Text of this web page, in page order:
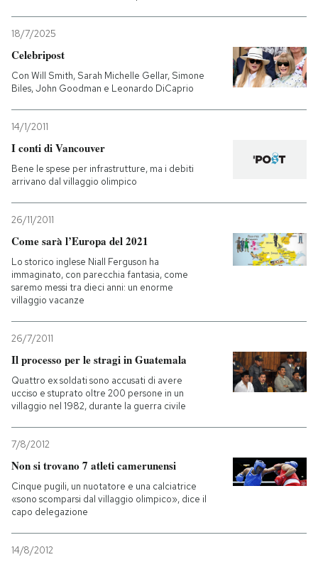
18/7/2025
Celebripost
Con Will Smith, Sarah Michelle Gellar, Simone
Biles, John Goodman e Leonardo DiCaprio
14/1/2011
I conti di Vancouver
Bene le spese per infrastrutture, ma i debiti
arrivano dal villaggio olimpico
26/11/2011
Come sarà l’Europa del 2021
Lo storico inglese Niall Ferguson ha
immaginato, con parecchia fantasia, come
saremo messi tra dieci anni: un enorme
villaggio vacanze
26/7/2011
Il processo per le stragi in Guatemala
Quattro ex soldati sono accusati di avere
ucciso e stuprato oltre 200 persone in un
villaggio nel 1982, durante la guerra civile
7/8/2012
Non si trovano 7 atleti camerunensi
Cinque pugili, un nuotatore e una calciatrice
«sono scomparsi dal villaggio olimpico», dice il
capo delegazione
14/8/2012